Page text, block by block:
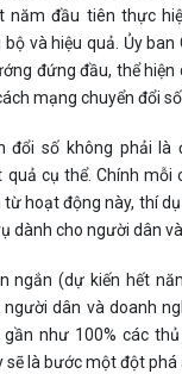
năm đầu tiên thực
và hiệu quả. Ủy ban
đứng đầu, thể
mạng chuyển đổi số.
đổi số không phải là
cụ thể. Chính mỗi
hoạt động này, thí
dành cho người dân
ngắn (dự kiến hết
dân và doanh
như 100% các
là bước một đột phá